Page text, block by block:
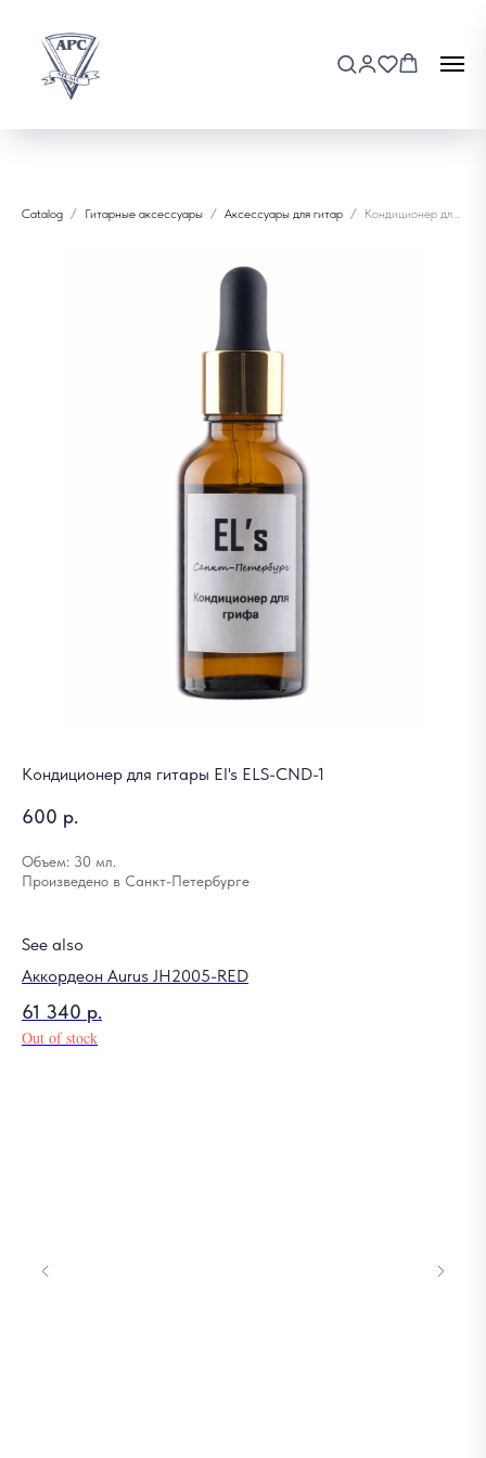
Catalog Гитарные аксессуары Аксессуары для гитар Кондиционер для гитары El's ELS-CND-1
Кондиционер для гитары El's ELS-CND-1
600 р.
Объем: 30 мл.
Произведено в Санкт-Петербурге
See also
Аккордеон Aurus JH2005-RED
61 340 р.
Out of stock